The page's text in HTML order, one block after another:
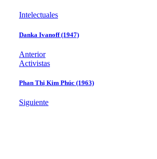
Intelectuales
Danka Ivanoff (1947)
Anterior
Activistas
Phan Thị Kim Phúc (1963)
Siguiente